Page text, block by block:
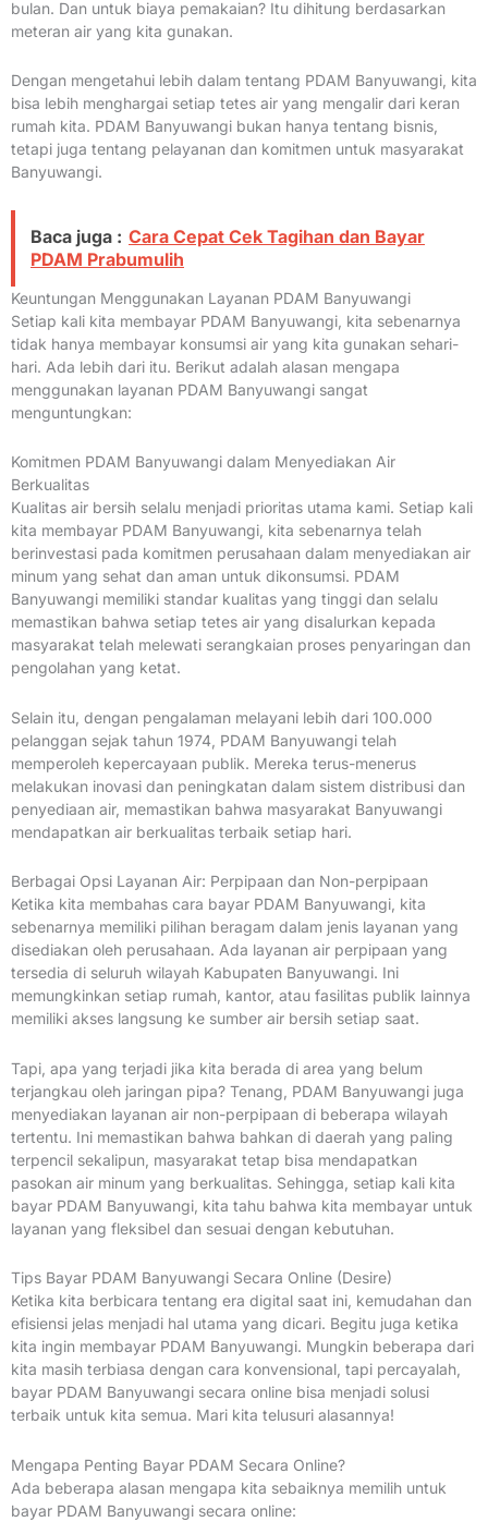
bulan. Dan untuk biaya pemakaian? Itu dihitung berdasarkan
meteran air yang kita gunakan.
Dengan mengetahui lebih dalam tentang PDAM Banyuwangi, kita
bisa lebih menghargai setiap tetes air yang mengalir dari keran
rumah kita. PDAM Banyuwangi bukan hanya tentang bisnis,
tetapi juga tentang pelayanan dan komitmen untuk masyarakat
Banyuwangi.
Baca juga : Cara Cepat Cek Tagihan dan Bayar
PDAM Prabumulih
Keuntungan Menggunakan Layanan PDAM Banyuwangi
Setiap kali kita membayar PDAM Banyuwangi, kita sebenarnya
tidak hanya membayar konsumsi air yang kita gunakan sehari-
hari. Ada lebih dari itu. Berikut adalah alasan mengapa
menggunakan layanan PDAM Banyuwangi sangat
menguntungkan:
Komitmen PDAM Banyuwangi dalam Menyediakan Air
Berkualitas
Kualitas air bersih selalu menjadi prioritas utama kami. Setiap kali
kita membayar PDAM Banyuwangi, kita sebenarnya telah
berinvestasi pada komitmen perusahaan dalam menyediakan air
minum yang sehat dan aman untuk dikonsumsi. PDAM
Banyuwangi memiliki standar kualitas yang tinggi dan selalu
memastikan bahwa setiap tetes air yang disalurkan kepada
masyarakat telah melewati serangkaian proses penyaringan dan
pengolahan yang ketat.
Selain itu, dengan pengalaman melayani lebih dari 100.000
pelanggan sejak tahun 1974, PDAM Banyuwangi telah
memperoleh kepercayaan publik. Mereka terus-menerus
melakukan inovasi dan peningkatan dalam sistem distribusi dan
penyediaan air, memastikan bahwa masyarakat Banyuwangi
mendapatkan air berkualitas terbaik setiap hari.
Berbagai Opsi Layanan Air: Perpipaan dan Non-perpipaan
Ketika kita membahas cara bayar PDAM Banyuwangi, kita
sebenarnya memiliki pilihan beragam dalam jenis layanan yang
disediakan oleh perusahaan. Ada layanan air perpipaan yang
tersedia di seluruh wilayah Kabupaten Banyuwangi. Ini
memungkinkan setiap rumah, kantor, atau fasilitas publik lainnya
memiliki akses langsung ke sumber air bersih setiap saat.
Tapi, apa yang terjadi jika kita berada di area yang belum
terjangkau oleh jaringan pipa? Tenang, PDAM Banyuwangi juga
menyediakan layanan air non-perpipaan di beberapa wilayah
tertentu. Ini memastikan bahwa bahkan di daerah yang paling
terpencil sekalipun, masyarakat tetap bisa mendapatkan
pasokan air minum yang berkualitas. Sehingga, setiap kali kita
bayar PDAM Banyuwangi, kita tahu bahwa kita membayar untuk
layanan yang fleksibel dan sesuai dengan kebutuhan.
Tips Bayar PDAM Banyuwangi Secara Online (Desire)
Ketika kita berbicara tentang era digital saat ini, kemudahan dan
efisiensi jelas menjadi hal utama yang dicari. Begitu juga ketika
kita ingin membayar PDAM Banyuwangi. Mungkin beberapa dari
kita masih terbiasa dengan cara konvensional, tapi percayalah,
bayar PDAM Banyuwangi secara online bisa menjadi solusi
terbaik untuk kita semua. Mari kita telusuri alasannya!
Mengapa Penting Bayar PDAM Secara Online?
Ada beberapa alasan mengapa kita sebaiknya memilih untuk
bayar PDAM Banyuwangi secara online: